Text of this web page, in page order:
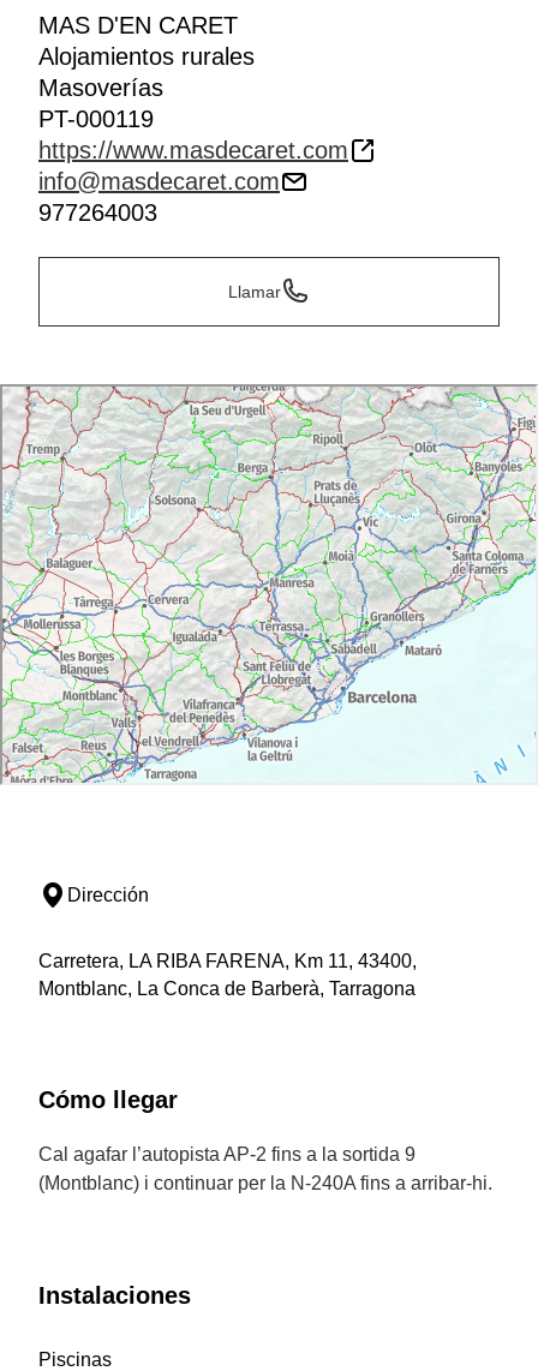
MAS D'EN CARET
Alojamientos rurales
Masoverías
PT-000119
https://www.masdecaret.com
info@masdecaret.com
977264003
Llamar
Dirección
Carretera, LA RIBA FARENA, Km 11, 43400,
Montblanc, La Conca de Barberà, Tarragona
Cómo llegar
Cal agafar l’autopista AP-2 fins a la sortida 9
(Montblanc) i continuar per la N-240A fins a arribar-hi.
Instalaciones
Piscinas